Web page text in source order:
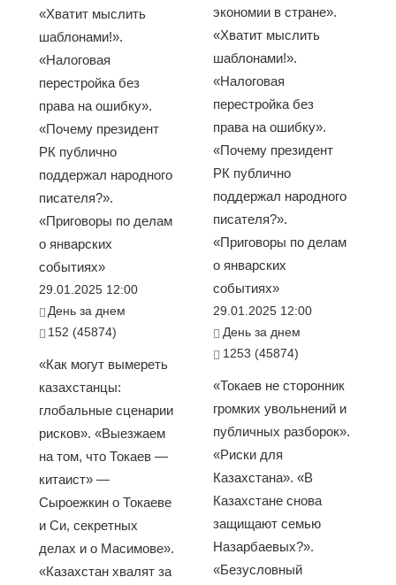
«Хватит мыслить
шаблонами!».
«Налоговая
перестройка без
права на ошибку».
«Почему президент
РК публично
поддержал народного
писателя?».
«Приговоры по делам
о январских
событиях»
29.01.2025 12:00
День за днем
152 (45874)
«Как могут вымереть
казахстанцы:
глобальные сценарии
рисков». «Выезжаем
на том, что Токаев —
китаист» —
Сыроежкин о Токаеве
и Си, секретных
делах и о Масимове».
«Казахстан хвалят за
экономии в стране».
«Хватит мыслить
шаблонами!».
«Налоговая
перестройка без
права на ошибку».
«Почему президент
РК публично
поддержал народного
писателя?».
«Приговоры по делам
о январских
событиях»
29.01.2025 12:00
День за днем
1253 (45874)
«Токаев не сторонник
громких увольнений и
публичных разборок».
«Риски для
Казахстана». «В
Казахстане снова
защищают семью
Назарбаевых?».
«Безусловный